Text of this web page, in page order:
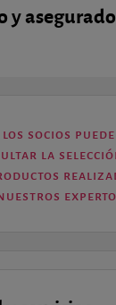
y
socios
la